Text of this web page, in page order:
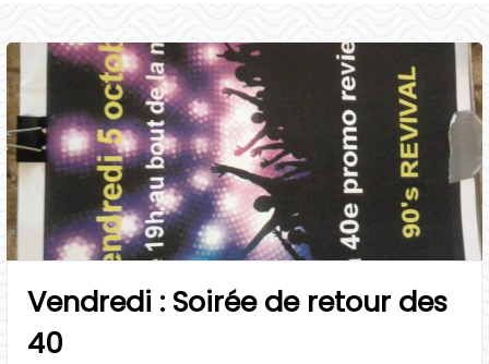
c
p
a
l
Vendredi : Soirée de retour des
40